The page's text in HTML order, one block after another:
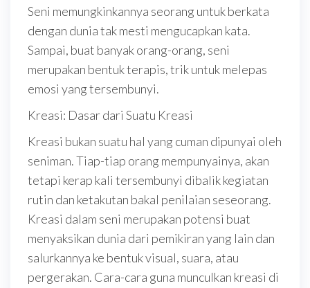
Seni memungkinkannya seorang untuk berkata
dengan dunia tak mesti mengucapkan kata.
Sampai, buat banyak orang-orang, seni
merupakan bentuk terapis, trik untuk melepas
emosi yang tersembunyi.
Kreasi: Dasar dari Suatu Kreasi
Kreasi bukan suatu hal yang cuman dipunyai oleh
seniman. Tiap-tiap orang mempunyainya, akan
tetapi kerap kali tersembunyi dibalik kegiatan
rutin dan ketakutan bakal penilaian seseorang.
Kreasi dalam seni merupakan potensi buat
menyaksikan dunia dari pemikiran yang lain dan
salurkannya ke bentuk visual, suara, atau
pergerakan. Cara-cara guna munculkan kreasi di